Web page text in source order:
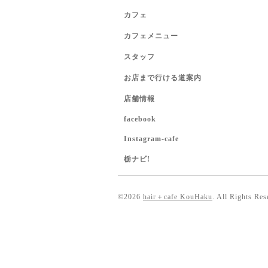
カフェ
カフェメニュー
スタッフ
お店まで行ける道案内
店舗情報
facebook
Instagram-cafe
栃ナビ!
©2026 hair＋cafe KouHaku. All Rights